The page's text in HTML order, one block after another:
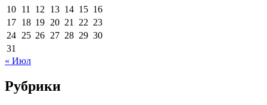
10 11 12 13 14 15 16
17 18 19 20 21 22 23
24 25 26 27 28 29 30
31
« Июл
Рубрики